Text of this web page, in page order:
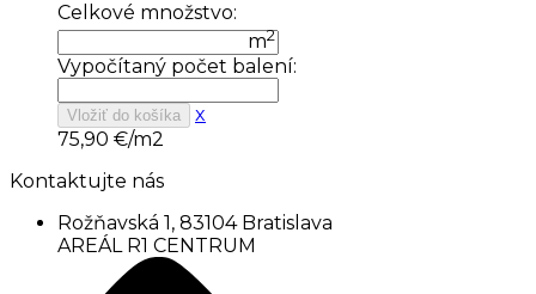
Celkové množstvo:
m2
Vypočítaný počet balení:
Vložiť do košíka
x
75,90 €/m2
Kontaktujte nás
Rožňavská 1, 83104 Bratislava
AREÁL R1 CENTRUM